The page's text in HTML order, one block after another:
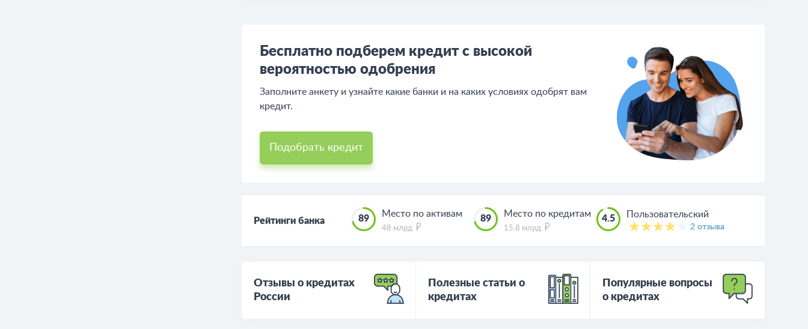
Бесплатно подберем кредит с высокой
вероятностью одобрения
Заполните анкету и узнайте какие банки и на каких условиях одобрят вам
кредит.
Подобрать кредит
Рейтинги банка 89 Место по активам
48 млрд
89 Место по кредитам
15.8 млрд
4.5 Пользовательский
2 отзыва
Отзывы о кредитах
России
Полезные статьи о
кредитах
Популярные вопросы
о кредитах